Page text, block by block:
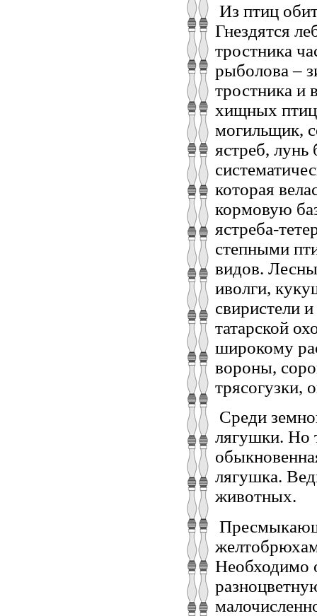
Из птиц
Гнездятся
тростника
рыболова –
тростника и
хищных птиц
могильщик,
ястреб,
которая
кормовую
ястреба-
степными
видов.
иволги,
свиристели
татарской
широкому
вороны,
трясогузки,
Среди
лягушки. Но
лягушка.
животных.
Необходимо